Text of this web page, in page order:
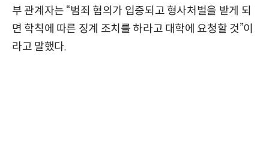
부 관계자는 “범죄 혐의가 입증되고 형사처벌을 받게 되
면 학칙에 따른 징계 조치를 하라고 대학에 요청할 것”이
라고 말했다.